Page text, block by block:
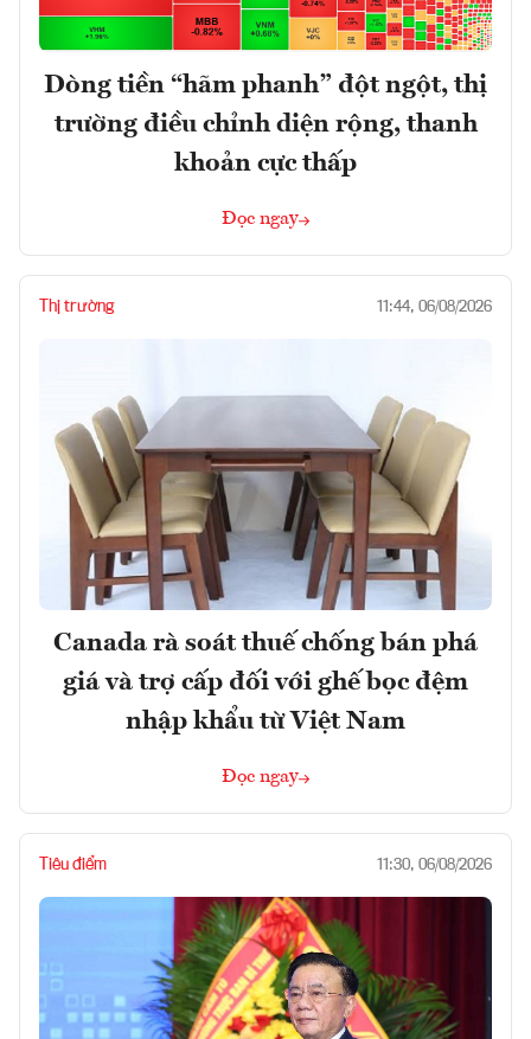
Dòng tiền “hãm phanh” đột ngột, thị
trường điều chỉnh diện rộng, thanh
khoản cực thấp
Đọc ngay
Thị trường 11:44, 06/08/2026
Canada rà soát thuế chống bán phá
giá và trợ cấp đối với ghế bọc đệm
nhập khẩu từ Việt Nam
Đọc ngay
Tiêu điểm 11:30, 06/08/2026